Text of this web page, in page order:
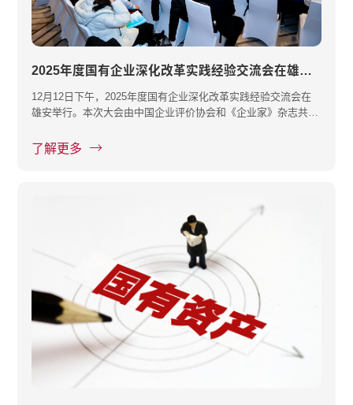
2025年度国有企业深化改革实践经验交流会在雄安举行
12月12日下午，2025年度国有企业深化改革实践经验交流会在
雄安举行。本次大会由中国企业评价协会和《企业家》杂志共同
了解更多